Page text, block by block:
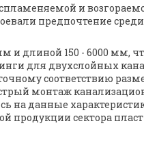
и
предпочтение
длиной 150 - 6000 мм,
для двухслойных
соответствию
монтаж
на данные
продукции сектора